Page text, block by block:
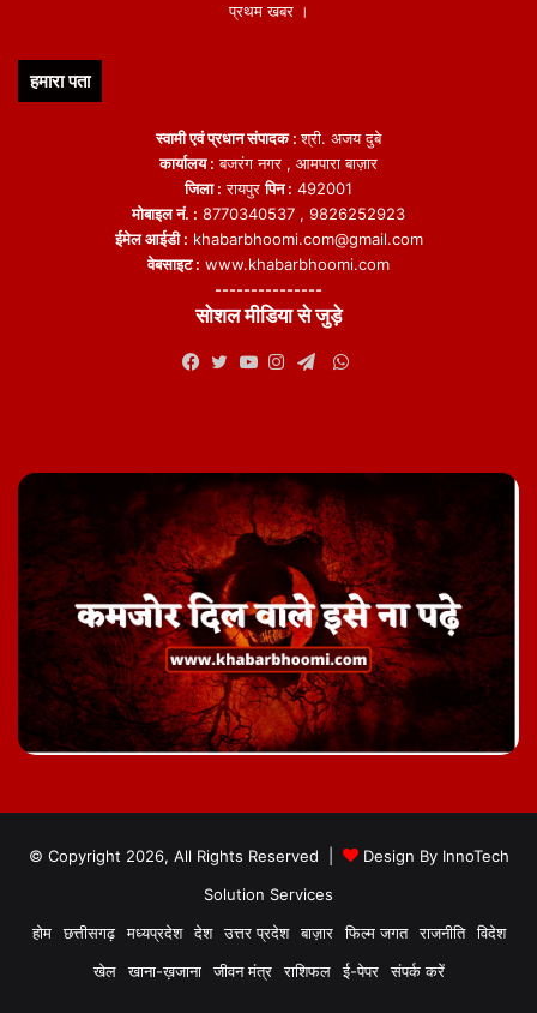
प्रथम खबर ।
हमारा पता
स्वामी एवं प्रधान संपादक :श्री. अजय दुबे
कार्यालय : बजरंग नगर , आमपारा बाज़ार
जिला : रायपुरपिन : 492001
मोबाइल नं. : 8770340537 , 9826252923
ईमेल आईडी : khabarbhoomi.com@gmail.com
वेबसाइट : www.khabarbhoomi.com
---------------
सोशल मीडिया से जुड़े
WhatsApp
© Copyright 2026, All Rights Reserved | Design By InnoTech
Solution Services
होम
छत्तीसगढ़ मध्यप्रदेश देश उत्तर प्रदेश बाज़ार फिल्म जगत राजनीति
विदेश
खेल
खाना-ख़जाना जीवन मंत्र राशिफल ई-पेपर संपर्क करें